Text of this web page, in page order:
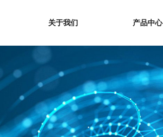
关于我们 产品中心